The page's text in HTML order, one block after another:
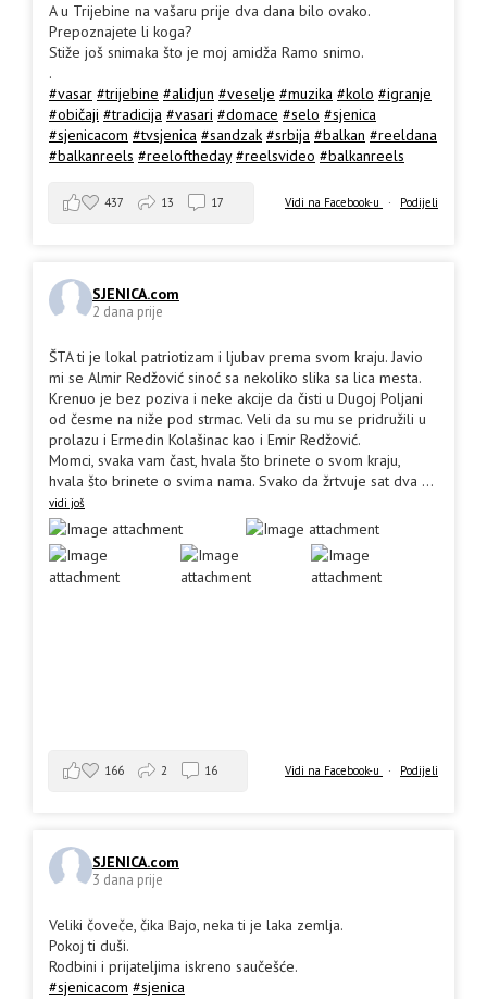
A u Trijebine na vašaru prije dva dana bilo ovako.
Prepoznajete li koga?
Stiže još snimaka što je moj amidža Ramo snimo.
.
#vasar #trijebine #alidjun #veselje #muzika #kolo #igranje
#običaji #tradicija #vasari #domace #selo #sjenica
#sjenicacom #tvsjenica #sandzak #srbija #balkan #reeldana
#balkanreels #reeloftheday #reelsvideo #balkanreels
Vidi na Facebook-u · Podijeli
437 13 17
SJENICA.com
2 dana prije
ŠTA ti je lokal patriotizam i ljubav prema svom kraju. Javio
mi se Almir Redžović sinoć sa nekoliko slika sa lica mesta.
Krenuo je bez poziva i neke akcije da čisti u Dugoj Poljani
od česme na niže pod strmac. Veli da su mu se pridružili u
prolazu i Ermedin Kolašinac kao i Emir Redžović.
Momci, svaka vam čast, hvala što brinete o svom kraju,
hvala što brinete o svima nama. Svako da žrtvuje sat dva ...
vidi još
Vidi na Facebook-u · Podijeli
166 2 16
SJENICA.com
3 dana prije
Veliki čoveče, čika Bajo, neka ti je laka zemlja.
Pokoj ti duši.
Rodbini i prijateljima iskreno saučešće.
#sjenicacom #sjenica